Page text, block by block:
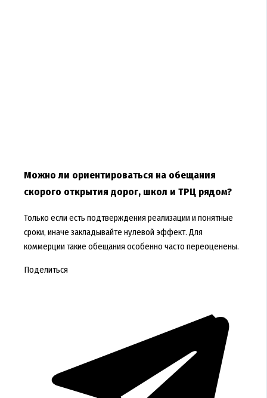
Можно ли ориентироваться на обещания
скорого открытия дорог, школ и ТРЦ рядом?
Только если есть подтверждения реализации и понятные
сроки, иначе закладывайте нулевой эффект. Для
коммерции такие обещания особенно часто переоценены.
Поделиться